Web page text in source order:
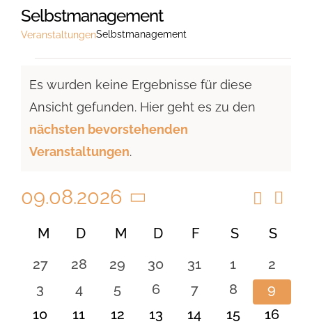
Selbstmanagement
VeranstaltungenSelbstmanagement
Hinweis
Es wurden keine Ergebnisse für diese
Ansicht gefunden. Hier geht es zu den
nächsten bevorstehenden
Veranstaltungen.
Suche
Suche
Monat
09.08.2026
Datum
wählen.
Kalender
von
Veranstaltungen
M MONTAG
D DIENSTAG
M MITTWOCH
D DONNERSTAG
F FREITAG
SSAMSTAG
S
0
Veranstaltungen
27
0
Veranstaltungen
28
0
Veranstaltungen
29
0
Veranstaltungen
30
0
Veranstaltungen
31
0
1
0
2
0
Veranstaltungen
3
0
Veranstaltungen
4
0
Veranstaltungen
5
0
Veranstaltungen
6
0
Veranstaltungen
7
0
8
0
9
0
10
0
11
0
12
0
13
0
14
0
15
0
16